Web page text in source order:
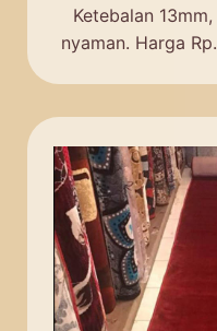
Ketebalan
nyaman. Harga